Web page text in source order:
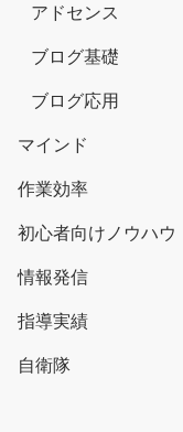
アドセンス
ブログ基礎
ブログ応用
マインド
作業効率
初心者向けノウハウ
情報発信
指導実績
自衛隊